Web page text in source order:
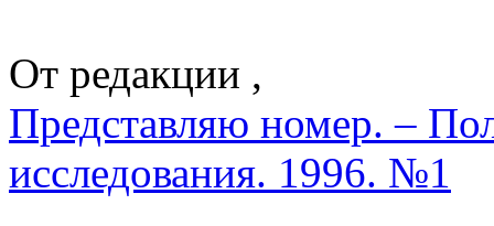
От редакции ,
Представляю номер. –
исследования. 1996. №1